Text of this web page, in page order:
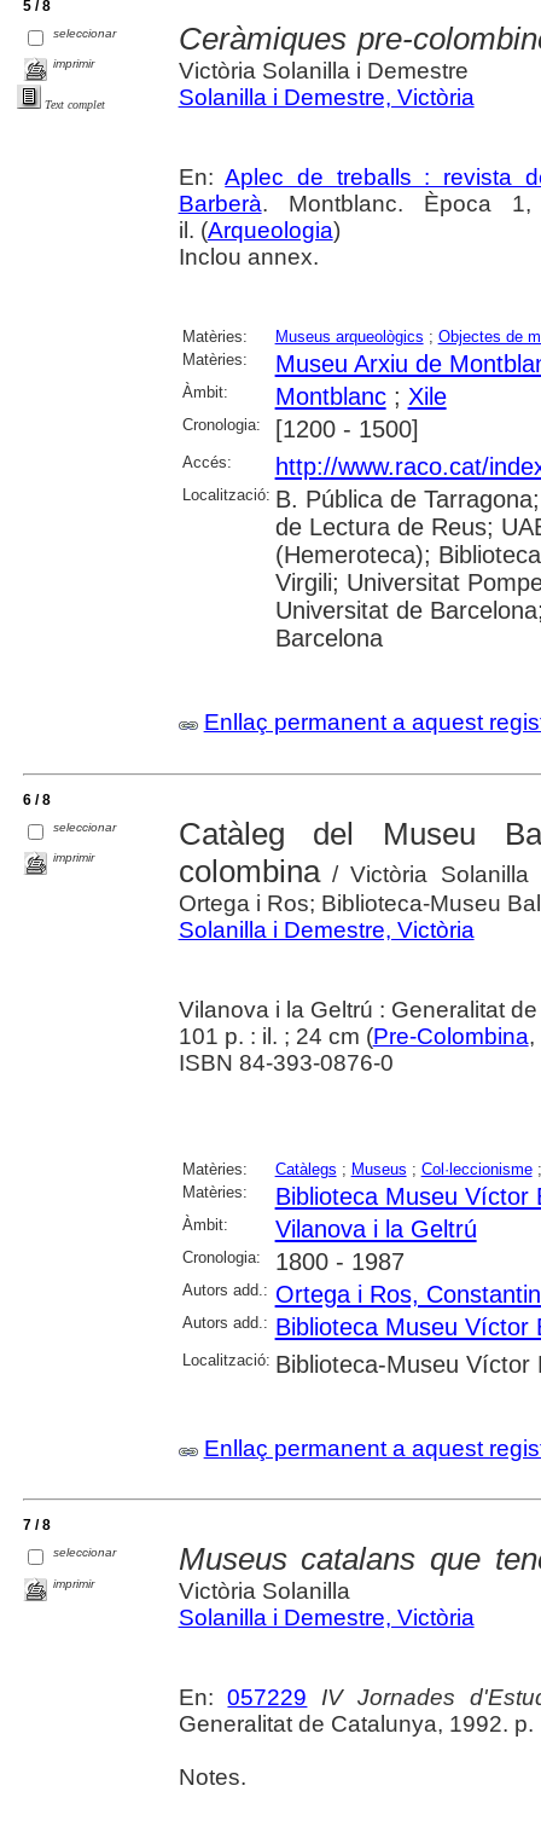
5 / 8
seleccionar
imprimir
Text complet
Ceràmiques pre-
Victòria Solanilla i Demestre
Solanilla i Demestre, Victòria
En:Aplec de treballs : revista
Barberà. Montblanc. Època
il. (Arqueologia)
Inclou annex.
Matèries: Museus arqueològics ; Objectes de
Matèries:
Museu Arxiu de
Àmbit: Montblanc; Xile
Cronologia: [1200 - 1500]
Accés: http://www.raco.cat/
Localització: B. Pública de
de Lectura de Reus;
(Hemeroteca);
Virgili; Universitat
Universitat de
Barcelona
Enllaç permanent a aquest
6 / 8
seleccionar
imprimir
Catàleg del Museu
colombina/ Victòria Solanilla
Ortega i Ros; Biblioteca-Museu
Solanilla i Demestre, Victòria
Vilanova i la Geltrú : Generalitat
101 p. : il. ; 24 cm (Pre-Colombina
ISBN 84-393-0876-0
Matèries: Catàlegs ; Museus ; Col·leccionisme
Matèries:
Biblioteca Museu Víctor
Àmbit: Vilanova i la Geltrú
Cronologia: 1800 - 1987
Autors add.: Ortega i Ros,
Autors add.: Biblioteca Museu Víctor
Localització: Biblioteca-Museu Víctor
Enllaç permanent a aquest
7 / 8
seleccionar
imprimir
Museus catalans que
Victòria Solanilla
Solanilla i Demestre, Victòria
En:057229
IV Jornades
Generalitat de Catalunya, 1992. p.
Notes.